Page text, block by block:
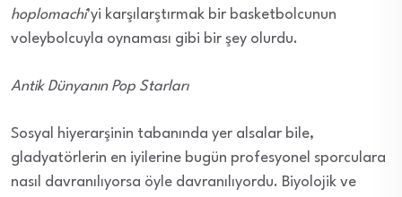
hoplomachi’yi karşılarştırmak bir basketbolcunun
voleybolcuyla oynaması gibi bir şey olurdu.
Antik Dünyanın Pop Starları
Sosyal hiyerarşinin tabanında yer alsalar bile,
gladyatörlerin en iyilerine bugün profesyonel sporculara
nasıl davranılıyorsa öyle davranılıyordu. Biyolojik ve